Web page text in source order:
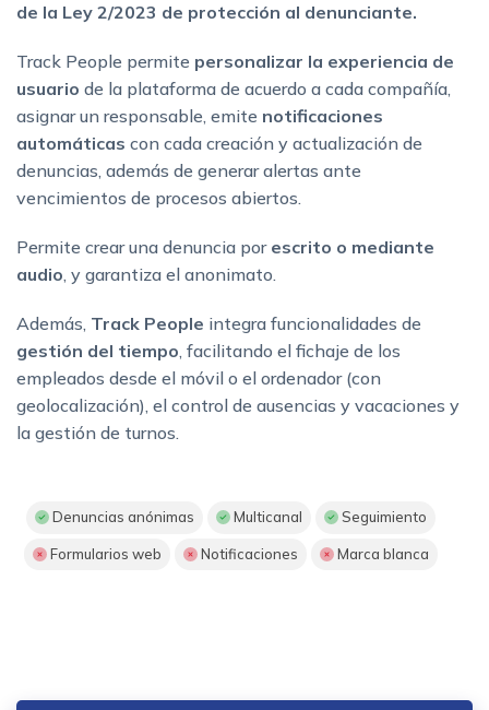
de la Ley 2/2023 de protección al denunciante.
Track People permite personalizar la experiencia de
usuario de la plataforma de acuerdo a cada compañía,
asignar un responsable, emite notificaciones
automáticas con cada creación y actualización de
denuncias, además de generar alertas ante
vencimientos de procesos abiertos.
Permite crear una denuncia por escrito o mediante
audio, y garantiza el anonimato.
Además, Track People integra funcionalidades de
gestión del tiempo, facilitando el fichaje de los
empleados desde el móvil o el ordenador (con
geolocalización), el control de ausencias y vacaciones y
la gestión de turnos.
Denuncias anónimas Multicanal Seguimiento
Formularios web Notificaciones Marca blanca